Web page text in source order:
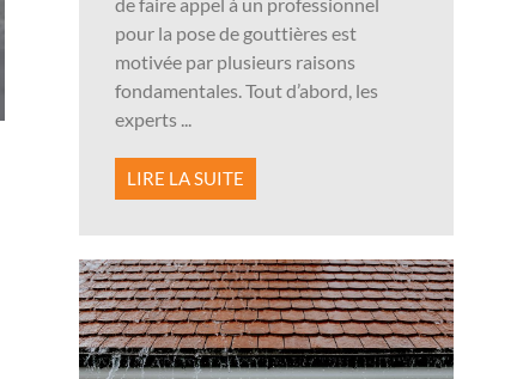
pour la pose de gouttières est
motivée par plusieurs raisons
fondamentales. Tout d’abord, les
experts ...
LIRE LA SUITE